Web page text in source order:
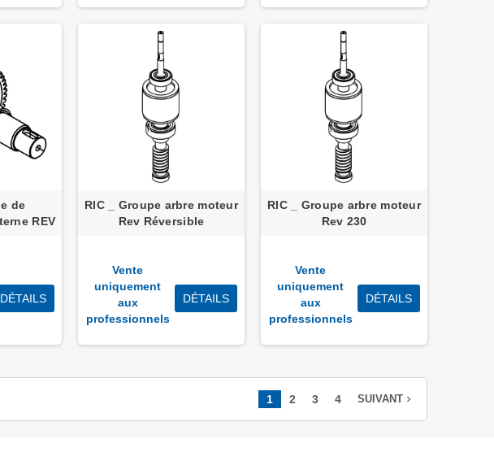
de
REV
DÉTAILS
RIC _ Groupe arbre moteur
Rev Réversible
Vente
uniquement
aux
professionnels
DÉTAILS
RIC _ Groupe arbre moteur
Rev 230
Vente
uniquement
aux
professionnels
DÉTAILS
1 2 3 4 SUIVANTnavigate_next